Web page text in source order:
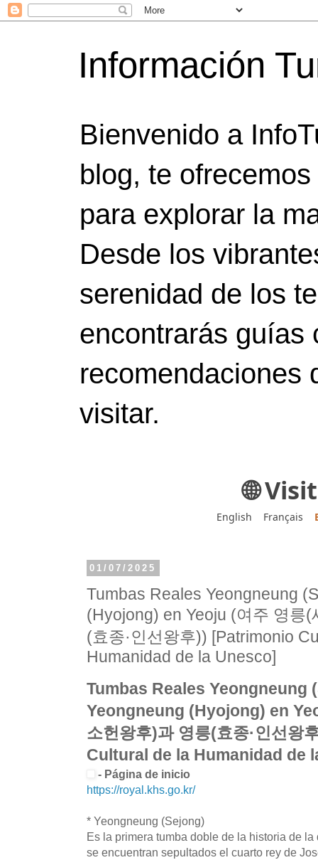
Información
Bienvenido a
blog, te
para explorar la
Desde los
serenidad de los
encontrarás guías
recomendaciones
visitar.
🌐
English Français
01/07/2025
Tumbas Reales Yeongneung
(Hyojong) en Yeoju (여주 영릉(
(효종·인선왕후)) [Patrimonio
Humanidad de la Unesco]
Tumbas Reales Yeongneung
Yeongneung (Hyojong) en
소헌왕후)과 영릉(효종·인선왕
Cultural de la Humanidad de
- Página de inicio
https://royal.khs.go.kr/
* Yeongneung (Sejong)
Es la primera tumba doble de la historia de
se encuentran sepultados el cuarto rey de